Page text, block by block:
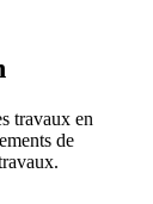
travaux en
de